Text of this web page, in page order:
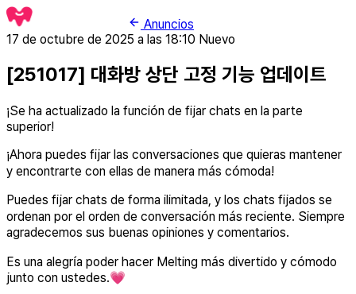
Anuncios
17 de octubre de 2025 a las 18:10 Nuevo
[251017] 대화방 상단 고정 기능 업데이트
¡Se ha actualizado la función de fijar chats en la parte
superior!
¡Ahora puedes fijar las conversaciones que quieras mantener
y encontrarte con ellas de manera más cómoda!
Puedes fijar chats de forma ilimitada, y los chats fijados se
ordenan por el orden de conversación más reciente. Siempre
agradecemos sus buenas opiniones y comentarios.
Es una alegría poder hacer Melting más divertido y cómodo
junto con ustedes.💗